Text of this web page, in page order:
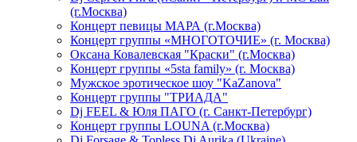
(г.Москва)
Концерт певицы МАРА (г.Москва)
Концерт группы «МНОГОТОЧИЕ» (г. Москва)
Оксана Ковалевская "Краски" (г.Москва)
Концерт группы «5sta family» (г. Москва)
Мужское эротическое шоу "KaZanova"
Концерт группы "ТРИАДА"
Dj FEEL & Юля ПАГО (г. Санкт-Петербург)
Концерт группы LOUNA (г.Москва)